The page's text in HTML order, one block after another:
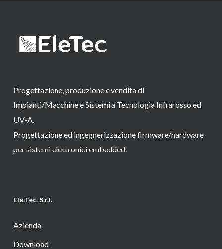
Progettazione, produzione e vendita di
Impianti/Macchine e Sistemi a Tecnologia Infrarosso ed
UV-A.
Progettazione ed ingegnerizzazione firmware/hardware
per sistemi elettronici embedded.
Ele.Tec. S.r.l.
Azienda
Download